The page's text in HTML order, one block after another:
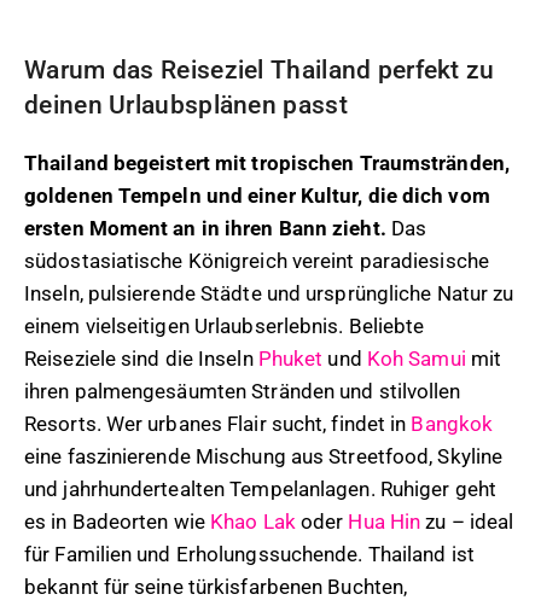
Warum das Reiseziel Thailand perfekt zu
deinen Urlaubsplänen passt
Thailand begeistert mit tropischen Traumstränden,
goldenen Tempeln und einer Kultur, die dich vom
ersten Moment an in ihren Bann zieht. Das
südostasiatische Königreich vereint paradiesische
Inseln, pulsierende Städte und ursprüngliche Natur zu
einem vielseitigen Urlaubserlebnis. Beliebte
Reiseziele sind die Inseln Phuket und Koh Samui mit
ihren palmengesäumten Stränden und stilvollen
Resorts. Wer urbanes Flair sucht, findet in Bangkok
eine faszinierende Mischung aus Streetfood, Skyline
und jahrhundertealten Tempelanlagen. Ruhiger geht
es in Badeorten wie Khao Lak oder Hua Hin zu – ideal
für Familien und Erholungssuchende. Thailand ist
bekannt für seine türkisfarbenen Buchten,